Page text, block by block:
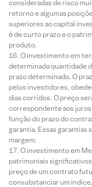
consideradas de risco
retorno e algumas
superiores ao capital
é de curto prazo e o
produto.
O investimento em
determinada quantidade
prazo determinado. O
pelos investidores,
dias corridos. O preço
correspondente aos juros
função do prazo do
garantia. Essas garantias
margem.
O investimento em
patrimoniais
preço de um contrato
consubstanciar um